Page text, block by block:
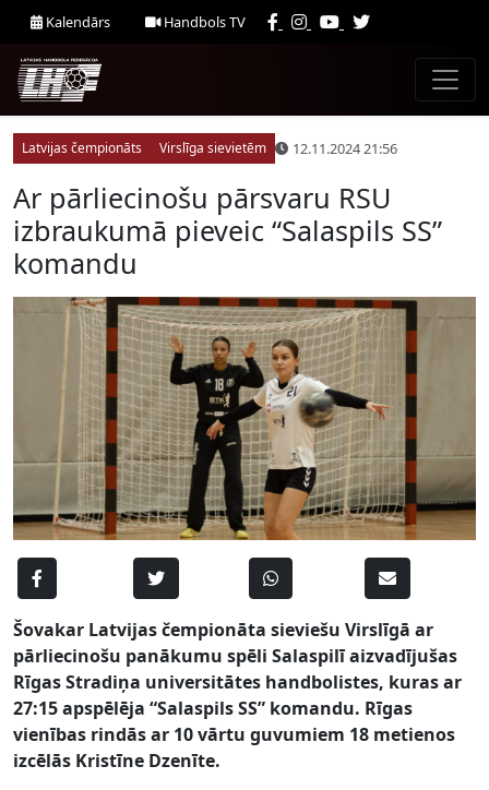
Kalendārs Handbols TV
Latvijas čempionāts Virslīga sievietēm 12.11.2024 21:56
Ar pārliecinošu pārsvaru RSU
izbraukumā pieveic “Salaspils SS”
komandu
Šovakar Latvijas čempionāta sieviešu Virslīgā ar
pārliecinošu panākumu spēli Salaspilī aizvadījušas
Rīgas Stradiņa universitātes handbolistes, kuras ar
27:15 apspēlēja “Salaspils SS” komandu. Rīgas
vienības rindās ar 10 vārtu guvumiem 18 metienos
izcēlās Kristīne Dzenīte.